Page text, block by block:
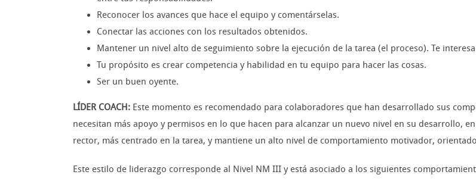
Reconocer los avances que hace el equipo y comentárselas.
Conectar las acciones con los resultados obtenidos.
Mantener un nivel alto de seguimiento sobre la ejecución de la tarea (el proceso). Te
Tu propósito es crear competencia y habilidad en tu equipo para hacer las cosas.
Ser un buen oyente.
LÍDER COACH: Este momento es recomendado para colaboradores que han desarrollado sus
necesitan más apoyo y permisos en lo que hacen para alcanzar un nuevo nivel en su desarrollo,
rector, más centrado en la tarea, y mantiene un alto nivel de comportamiento motivador,
Este estilo de liderazgo corresponde al Nivel NM III y está asociado a los siguientes